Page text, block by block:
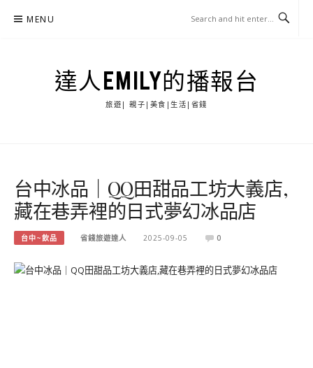
MENU
達人EMILY的播報台
旅遊| 親子|美食|生活|省錢
台中冰品｜QQ田甜品工坊大義店,
藏在巷弄裡的日式夢幻冰品店
台中~飲品 省錢旅遊達人 2025-09-05 0